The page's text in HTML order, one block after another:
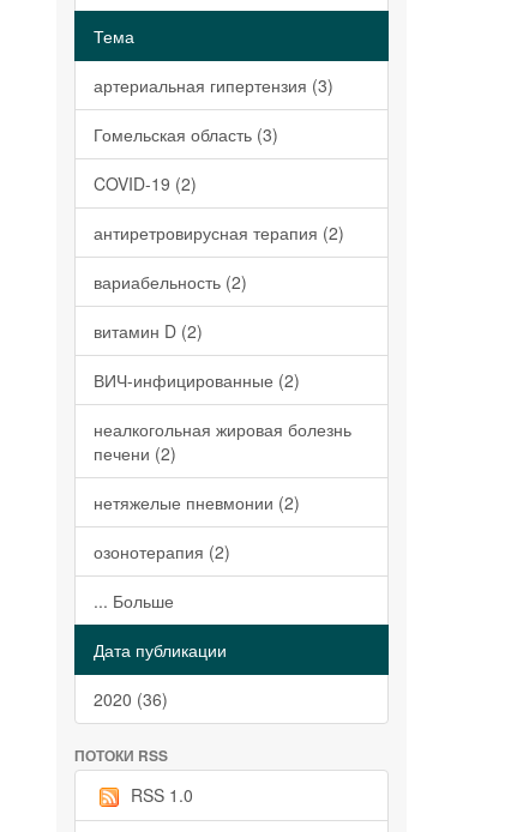
Тема
артериальная гипертензия (3)
Гомельская область (3)
COVID-19 (2)
антиретровирусная терапия (2)
вариабельность (2)
витамин D (2)
ВИЧ-инфицированные (2)
неалкогольная жировая болезнь
печени (2)
нетяжелые пневмонии (2)
озонотерапия (2)
... Больше
Дата публикации
2020 (36)
ПОТОКИ RSS
RSS 1.0